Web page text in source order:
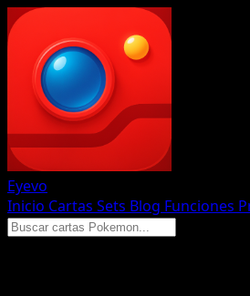
Eyevo
Inicio Cartas Sets Blog Funciones